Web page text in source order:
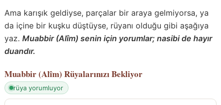
Ama karışık geldiyse, parçalar bir araya gelmiyorsa, ya
da içine bir kuşku düştüyse, rüyanı olduğu gibi aşağıya
yaz. Muabbir (Alîm) senin için yorumlar; nasibi de hayır
duandır.
Muabbir (Alîm) Rüyalarınızı Bekliyor
rüya yorumluyor